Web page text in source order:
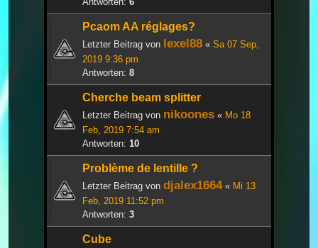
Pcaom AA réglages?
Letzter Beitrag von lexel88 « Sa 07 Sep,
2019 9:36 pm
Antworten: 8
Cherche beam splitter
Letzter Beitrag von nikoones « Mo 18
Feb, 2019 7:54 am
Antworten: 10
Problème de lentille ?
Letzter Beitrag von djalex1664« Mi 13
Feb, 2019 11:52 pm
Antworten: 3
Cube